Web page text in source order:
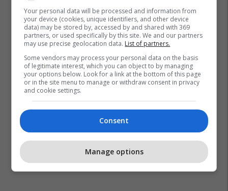
Your personal data will be processed and information from
your device (cookies, unique identifiers, and other device
data) may be stored by, accessed by and shared with 369
partners, or used specifically by this site. We and our partners
may use precise geolocation data. List of partners.
Some vendors may process your personal data on the basis
of legitimate interest, which you can object to by managing
your options below. Look for a link at the bottom of this page
or in the site menu to manage or withdraw consent in privacy
and cookie settings.
Consent
Manage options